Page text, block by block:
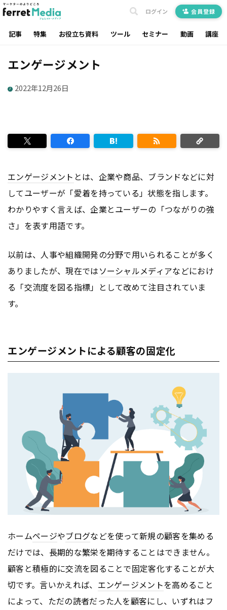
記事 特集 お役立ち資料 ツール セミナー 動画 講座
ログイン 会員登録
エンゲージメント
2022年12月26日
エンゲージメント とは、企業や商品、ブランドなどに対
してユーザーが「愛着を持っている」状態を指します。
わかりやすく言えば、企業とユーザーの「つながりの強
さ」を表す用語です。
以前は、人事や組織開発の分野で用いられることが多く
ありましたが、現在ではソーシャルメディアなどにおけ
る「交流度を図る指標」として改めて注目されていま
す。
エンゲージメントによる顧客の固定化
ホームページやブログなどを使って新規の顧客を集める
だけでは、長期的な繁栄を期待することはできません。
顧客と積極的に交流を図ることで固定客化することが大
切です。言いかえれば、 エンゲージメントを高めること
によって、ただの読者だった人を顧客にし、いずれはフ